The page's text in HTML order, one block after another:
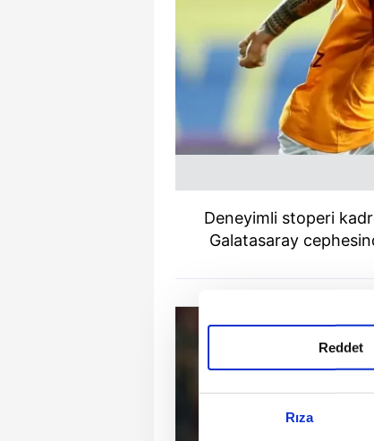
Rıza
Reddet
Deneyimli stoperi
Galatasaray